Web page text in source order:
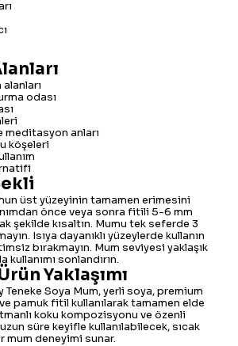
alanları
odası
meditasyon anları
köşeleri
üst yüzeyinin tamamen erimesini
önce veya sonra fitili 5-6 mm
şekilde kısaltın. Mumu tek seferde 3
Isıya dayanıklı yüzeylerde kullanın
bırakmayın. Mum seviyesi yaklaşık
kullanımı sonlandırın.
Yaklaşımı
Teneke Soya Mum, yerli soya, premium
pamuk fitil kullanılarak tamamen elde
koku kompozisyonu ve özenli
süre keyifle kullanılabilecek, sıcak
mum deneyimi sunar.